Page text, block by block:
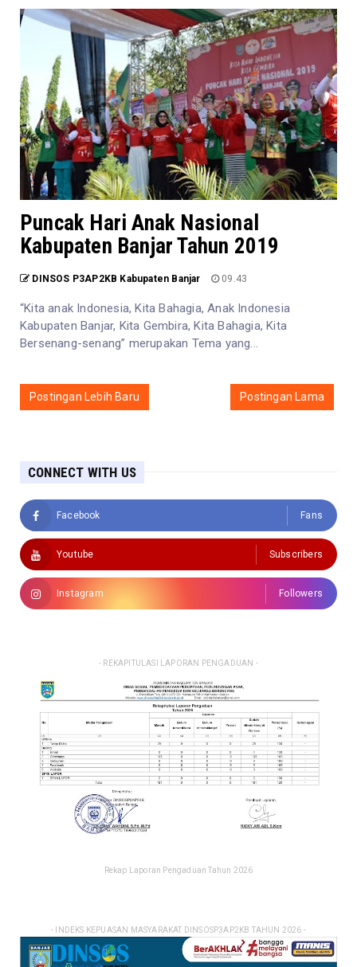
Puncak Hari Anak Nasional
Kabupaten Banjar Tahun 2019
DINSOS P3AP2KB Kabupaten Banjar 09.43
“Kita anak Indonesia, Kita Bahagia, Anak Indonesia
Kabupaten Banjar, Kita Gembira, Kita Bahagia, Kita
Bersenang-senang” merupakan Tema yang...
Postingan Lebih Baru Postingan Lama
CONNECT WITH US
Facebook Fans
Youtube Subscribers
Instagram Followers
- REKAPITULASI LAPORAN PENGADUAN -
Rekap Laporan Pengaduan Tahun 2026
- INDEKS KEPUASAN MASYARAKAT DINSOSP3AP2KB TAHUN 2026 -